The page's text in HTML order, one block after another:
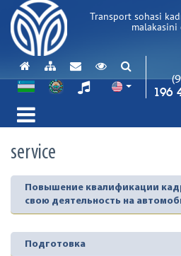
Transport sohasi
196
service
Повышение квалификации
свою деятельность на
Подготовка